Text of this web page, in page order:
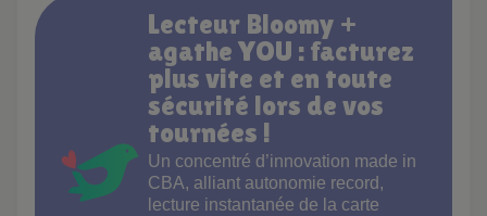
Lecteur Bloomy +
agathe YOU : facturez
plus vite et en toute
sécurité lors de vos
tournées !
Un concentré d’innovation made in
CBA, alliant autonomie record,
lecture instantanée de la carte